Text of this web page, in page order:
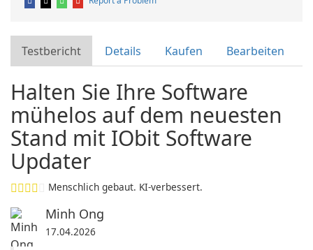
Testbericht Details Kaufen Bearbeiten
Halten Sie Ihre Software
mühelos auf dem neuesten
Stand mit IObit Software
Updater
Menschlich gebaut. KI-verbessert.
Minh Ong
17.04.2026